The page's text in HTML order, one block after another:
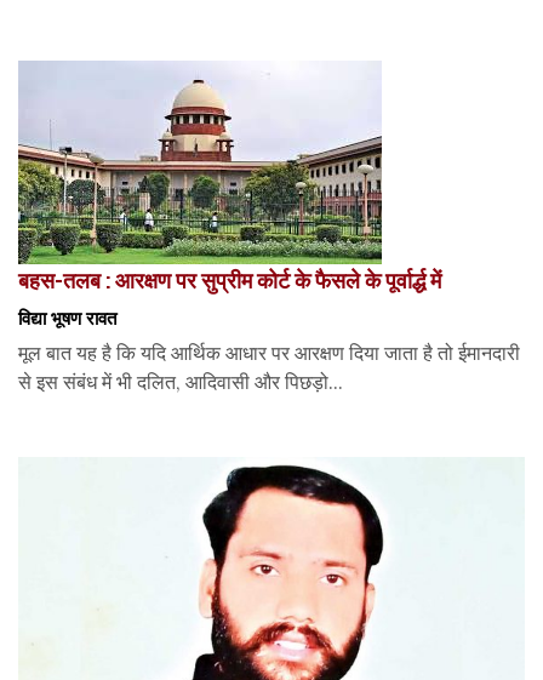
बहस-तलब : आरक्षण पर सुप्रीम कोर्ट के फैसले के पूर्वार्द्ध में
विद्या भूषण रावत
मूल बात यह है कि यदि आर्थिक आधार पर आरक्षण दिया जाता है तो ईमानदारी
से इस संबंध में भी दलित, आदिवासी और पिछड़ो...